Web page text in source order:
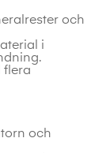
och
i
flera
och